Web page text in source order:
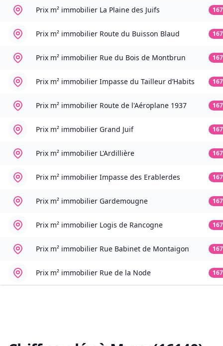
Prix m² immobilier La Plaine des Juifs
Prix m² immobilier Route du Buisson Blaud
Prix m² immobilier Rue du Bois de Montbrun
Prix m² immobilier Impasse du Tailleur d’Habits
Prix m² immobilier Route de l'Aéroplane 1937
Prix m² immobilier Grand Juif
Prix m² immobilier L'Ardillière
Prix m² immobilier Impasse des Erablerdes
Prix m² immobilier Gardemougne
Prix m² immobilier Logis de Rancogne
Prix m² immobilier Rue Babinet de Montaigon
Prix m² immobilier Rue de la Node